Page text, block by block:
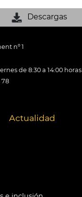
Descargas
nº 1
de 8:30 a 14:00 horas
78
Actualidad